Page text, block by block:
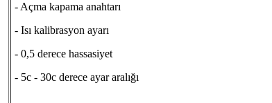
- Açma kapama anahtarı
- Isı kalibrasyon ayarı
- 0,5 derece hassasiyet
- 5c - 30c derece ayar aralığı